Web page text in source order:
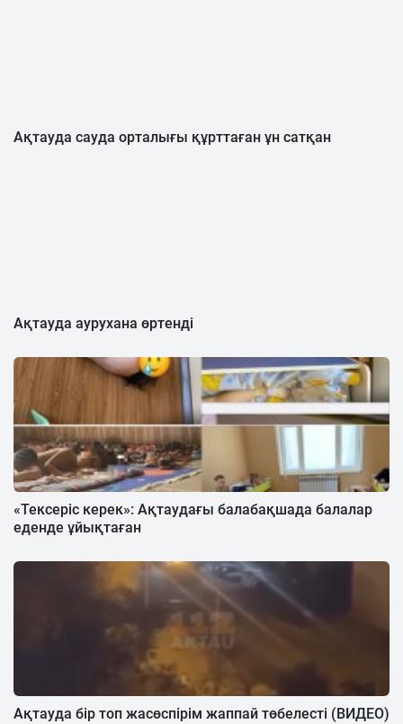
Ақтауда сауда орталығы құрттаған ұн сатқан
Ақтауда аурухана өртенді
«Тексеріс керек»: Ақтаудағы балабақшада балалар
еденде ұйықтаған
Ақтауда бір топ жасөспірім жаппай төбелесті (ВИДЕО)